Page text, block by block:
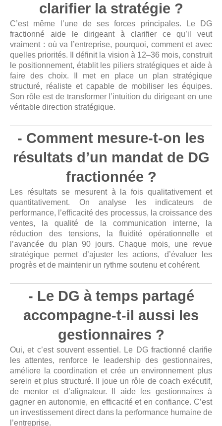
clarifier la stratégie ?
C’est même l’une de ses forces principales. Le DG
fractionné aide le dirigeant à clarifier ce qu’il veut
vraiment : où va l’entreprise, pourquoi, comment et avec
quelles priorités. Il définit la vision à 12–36 mois, construit
le positionnement, établit les piliers stratégiques et aide à
faire des choix. Il met en place un plan stratégique
structuré, réaliste et capable de mobiliser les équipes.
Son rôle est de transformer l’intuition du dirigeant en une
véritable direction stratégique.
- Comment mesure-t-on les
résultats d’un mandat de DG
fractionnée ?
Les résultats se mesurent à la fois qualitativement et
quantitativement. On analyse les indicateurs de
performance, l’efficacité des processus, la croissance des
ventes, la qualité de la communication interne, la
réduction des tensions, la fluidité opérationnelle et
l’avancée du plan 90 jours. Chaque mois, une revue
stratégique permet d’ajuster les actions, d’évaluer les
progrès et de maintenir un rythme soutenu et cohérent.
- Le DG à temps partagé
accompagne-t-il aussi les
gestionnaires ?
Oui, et c’est souvent essentiel. Le DG fractionné clarifie
les attentes, renforce le leadership des gestionnaires,
améliore la coordination et crée un environnement plus
serein et plus structuré. Il joue un rôle de coach exécutif,
de mentor et d’alignateur. Il aide les gestionnaires à
gagner en autonomie, en efficacité et en confiance. C’est
un investissement direct dans la performance humaine de
l’entreprise.